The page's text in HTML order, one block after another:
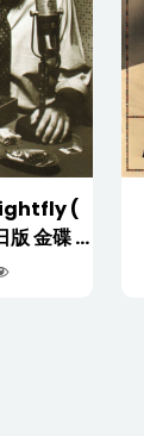
(
版 金碟 )